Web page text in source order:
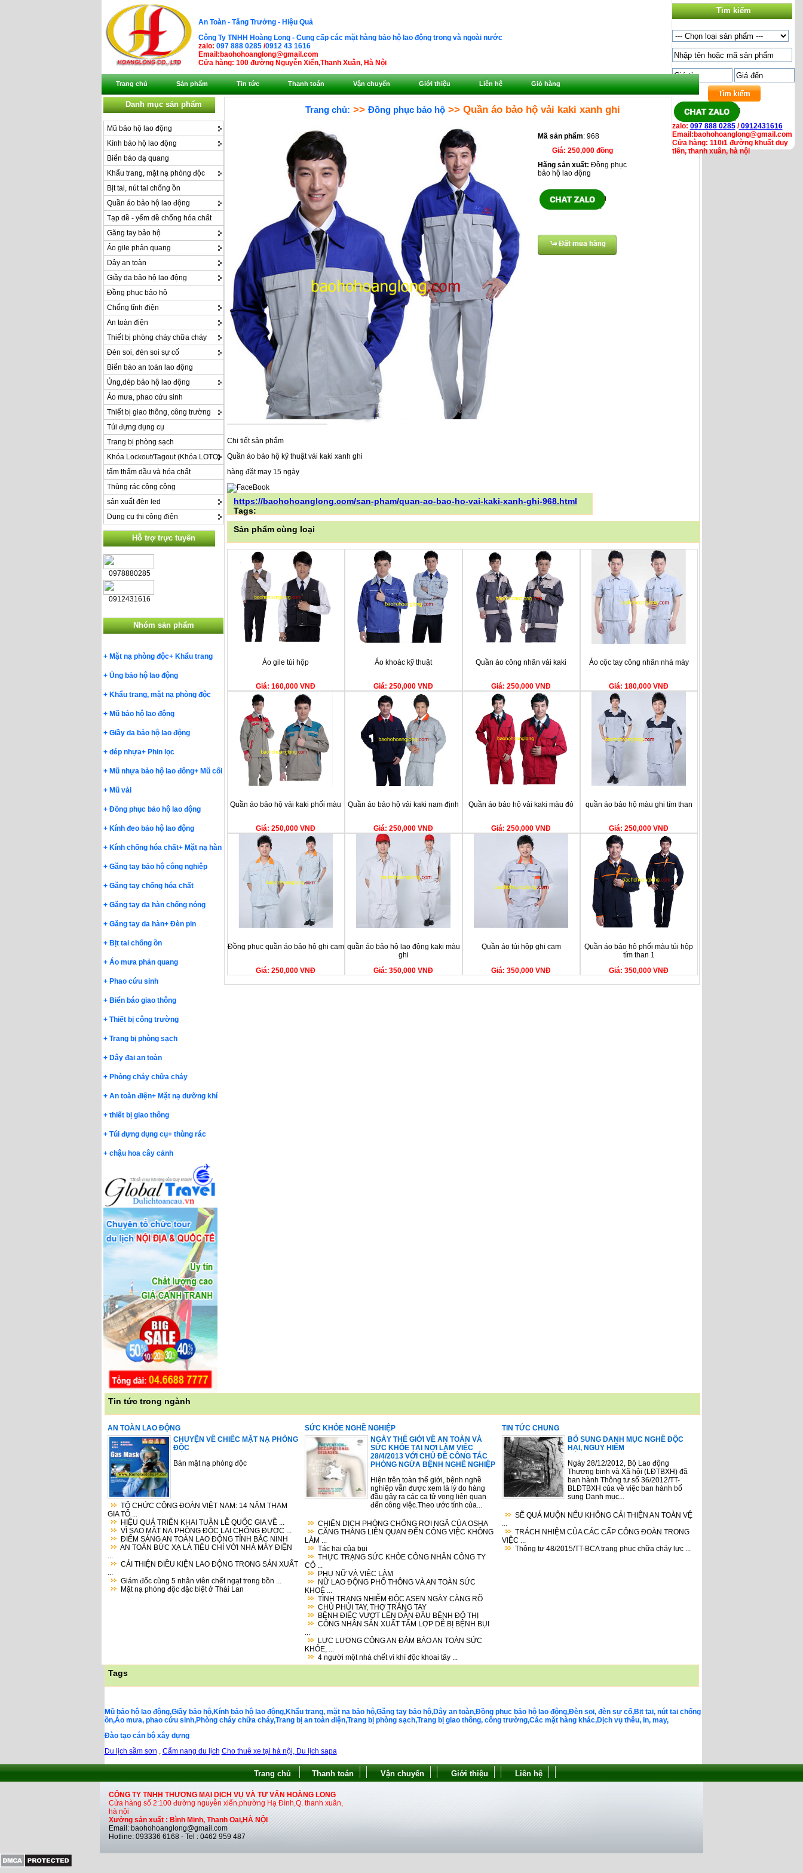
An Toàn - Tăng Trưởng - Hiệu Quả
Công Ty TNHH Hoàng Long - Cung cấp các mặt hàng bảo hộ lao động trong và ngoài nước
zalo: 097 888 0285 /0912 43 1616
Email:baohohoanglong@gmail.com
Cửa hàng: 100 đường Nguyễn Xiển,Thanh Xuân, Hà Nội
Tìm kiếm
zalo: 097 888 0285/0912431616
Email:baohohoanglong@gmail.com
Cửa hàng: 110i1 đường khuất duy
tiến, thanh xuân, hà nội
Trang chủ Sản phẩm Tin tức Thanh toán Vận chuyển Giới thiệu Liên hệ Giỏ hàng
Danh mục sản phẩm
Mũ bảo hộ lao động
Kính bảo hộ lao động
Biển báo dạ quang
Khẩu trang, mặt nạ phòng độc
Bịt tai, nút tai chống ồn
Quần áo bảo hộ lao động
Tạp dề - yếm dề chống hóa chất
Găng tay bảo hộ
Áo gile phản quang
Dây an toàn
Giầy da bảo hộ lao động
Đồng phục bảo hộ
Chống tĩnh điện
An toàn điện
Thiết bị phòng cháy chữa cháy
Đèn soi, đèn soi sự cố
Biển báo an toàn lao động
Ủng,dép bảo hộ lao động
Áo mưa, phao cứu sinh
Thiết bị giao thông, công trường
Túi đựng dụng cụ
Trang bị phòng sạch
Khóa Lockout/Tagout (Khóa LOTO)
tấm thấm dầu và hóa chất
Thùng rác công cộng
sản xuất đèn led
Dụng cụ thi công điện
Hỗ trợ trực tuyến
0978880285
0912431616
Nhóm sản phẩm
+ Mặt nạ phòng độc+ Khẩu trang
+ Ủng bảo hộ lao động
+ Khẩu trang, mặt nạ phòng độc
+ Mũ bảo hộ lao động
+ Giầy da bảo hộ lao động
+ dép nhựa+ Phin lọc
+ Mũ nhựa bảo hộ lao đông+ Mũ cối
+ Mũ vải
+ Đồng phục bảo hộ lao động
+ Kính đeo bảo hộ lao động
+ Kính chống hóa chất+ Mặt nạ hàn
+ Găng tay bảo hộ công nghiệp
+ Găng tay chống hóa chất
+ Găng tay da hàn chống nóng
+ Găng tay da hàn+ Đèn pin
+ Bịt tai chống ồn
+ Áo mưa phản quang
+ Phao cứu sinh
+ Biển báo giao thông
+ Thiết bị công trường
+ Trang bị phòng sạch
+ Dây đai an toàn
+ Phòng cháy chữa cháy
+ An toàn điện+ Mặt nạ dưỡng khí
+ thiết bị giao thông
+ Túi đựng dụng cụ+ thùng rác
+ chậu hoa cây cảnh
Trang chủ: >> Đồng phục bảo hộ >> Quần áo bảo hộ vải kaki xanh ghi
Mã sản phẩm: 968
Giá: 250,000 đồng
Hãng sản xuất: Đồng phục
bảo hộ lao động
Chi tiết sản phẩm
Quần áo bảo hộ kỹ thuật vải kaki xanh ghi
hàng đặt may 15 ngày
https://baohohoanglong.com/san-pham/quan-ao-bao-ho-vai-kaki-xanh-ghi-968.html
Tags:
Sản phẩm cùng loại
Áo gile túi hộp
Giá: 160,000 VNĐ
Áo khoác kỹ thuật
Giá: 250,000 VNĐ
Quần áo công nhân vải kaki
Giá: 250,000 VNĐ
Áo cộc tay công nhân nhà máy
Giá: 180,000 VNĐ
Quần áo bảo hộ vải kaki phối màu
Giá: 250,000 VNĐ
Quần áo bảo hộ vải kaki nam định
Giá: 250,000 VNĐ
Quần áo bảo hộ vải kaki màu đỏ
Giá: 250,000 VNĐ
quần áo bảo hộ màu ghi tím than
Giá: 250,000 VNĐ
Đồng phục quần áo bảo hộ ghi cam
Giá: 250,000 VNĐ
quần áo bảo hộ lao động kaki màu
ghi
Giá: 350,000 VNĐ
Quần áo túi hộp ghi cam
Giá: 350,000 VNĐ
Quần áo bảo hộ phối màu túi hộp
tím than 1
Giá: 350,000 VNĐ
Tin tức trong ngành
AN TOÀN LAO ĐỘNG
CHUYỆN VỀ CHIẾC MẶT NẠ PHÒNG
ĐỘC
Bán mặt nạ phòng độc
TỔ CHỨC CÔNG ĐOÀN VIỆT NAM: 14 NĂM THAM
GIA TỔ ...
HIỆU QUẢ TRIỂN KHAI TUẦN LỄ QUỐC GIA VỀ ...
VÌ SAO MẶT NẠ PHÒNG ĐỘC LẠI CHỐNG ĐƯỢC ...
ĐIỂM SÁNG AN TOÀN LAO ĐỘNG TỈNH BẮC NINH
AN TOÀN BỨC XẠ LÀ TIÊU CHÍ VỚI NHÀ MÁY ĐIỆN
CẢI THIỆN ĐIỀU KIỆN LAO ĐỘNG TRONG SẢN XUẤT
Giám đốc cùng 5 nhân viên chết ngạt trong bồn ...
Mặt nạ phòng độc đặc biệt ở Thái Lan
SỨC KHỎE NGHỀ NGHIỆP
NGÀY THẾ GIỚI VỀ AN TOÀN VÀ
SỨC KHỎE TẠI NƠI LÀM VIỆC
28/4/2013 VỚI CHỦ ĐỀ CÔNG TÁC
PHÒNG NGỪA BỆNH NGHỀ NGHIỆP
Hiện trên toàn thế giới, bệnh nghề
nghiệp vẫn được xem là lý do hàng
đầu gây ra các ca tử vong liên quan
đến công việc.Theo ước tính của...
CHIẾN DỊCH PHÒNG CHỐNG RƠI NGÃ CỦA OSHA
CĂNG THẲNG LIÊN QUAN ĐẾN CÔNG VIỆC KHÔNG
LÀM ...
Tác hại của bụi
THỰC TRẠNG SỨC KHỎE CÔNG NHÂN CÔNG TY
CỔ ...
PHỤ NỮ VÀ VIỆC LÀM
NỮ LAO ĐỘNG PHỔ THÔNG VÀ AN TOÀN SỨC
KHOẺ ...
TÌNH TRẠNG NHIỄM ĐỘC ASEN NGÀY CÀNG RÕ
CHỦ PHỦI TAY, THỢ TRẮNG TAY
BỆNH ĐIẾC VƯỢT LÊN DẪN ĐẦU BỆNH ĐÔ THỊ
CÔNG NHÂN SẢN XUẤT TẤM LỢP DỄ BỊ BỆNH BỤI
LỰC LƯỢNG CÔNG AN ĐẢM BẢO AN TOÀN SỨC
KHỎE, ...
4 người một nhà chết vì khí độc khoai tây ...
TIN TỨC CHUNG
BỔ SUNG DANH MỤC NGHỀ ĐỘC
HẠI, NGUY HIỂM
Ngày 28/12/2012, Bộ Lao động
Thương binh và Xã hội (LĐTBXH) đã
ban hành Thông tư số 36/2012/TT-
BLĐTBXH của về việc ban hành bổ
sung Danh mục...
SẼ QUÁ MUỘN NẾU KHÔNG CẢI THIỆN AN TOÀN VỆ
TRÁCH NHIỆM CỦA CÁC CẤP CÔNG ĐOÀN TRONG
VIỆC ...
Thông tư 48/2015/TT-BCA trang phục chữa cháy lực ...
Tags
Mũ bảo hộ lao động,Giầy bảo hộ,Kính bảo hộ lao động,Khẩu trang, mặt nạ bảo hộ,Găng tay bảo hộ,Dây an toàn,Đồng phục bảo hộ lao động,Đèn soi, đèn sự cố,Bịt tai, nút tai chống
ồn,Áo mưa, phao cứu sinh,Phòng cháy chữa cháy,Trang bị an toàn điện,Trang bị phòng sạch,Trang bị giao thông, công trường,Các mặt hàng khác,Dịch vụ thêu, in, may,
Đào tạo cán bộ xây dựng
Du lịch sầm sơn
Cẩm nang du lịch Cho thuê xe tại hà nội, Du lịch sapa
Trang chủ Thanh toán Vận chuyển Giới thiệu Liên hệ
CÔNG TY TNHH THƯƠNG MẠI DỊCH VỤ VÀ TƯ VẤN HOÀNG LONG
Cửa hàng số 2:100 đường nguyễn xiển,phường Hạ Đình,Q. thanh xuân,
hà nội
Xưởng sản xuất : Bình Minh, Thanh Oai,HÀ NỘI
Email: baohohoanglong@gmail.com
Hotline: 093336 6168 - Tel : 0462 959 487